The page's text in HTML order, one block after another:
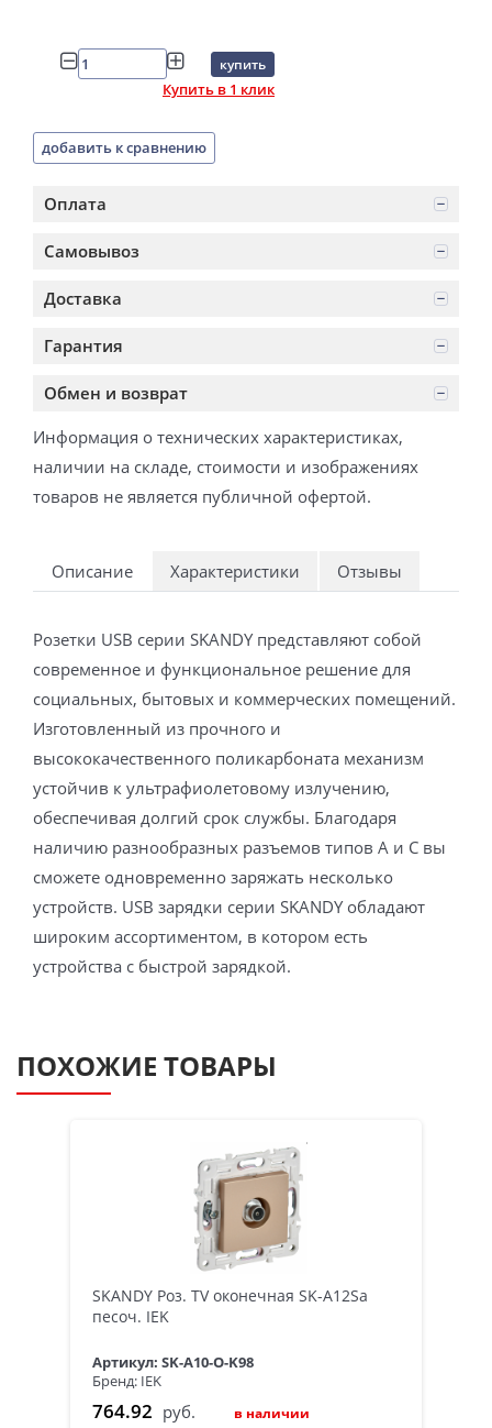
купить
Купить в 1 клик
добавить к сравнению
Оплата
Самовывоз
Доставка
Гарантия
Обмен и возврат
Информация о технических характеристиках,
наличии на складе, стоимости и изображениях
товаров не является публичной офертой.
Описание Характеристики Отзывы
Розетки USB серии SKANDY представляют собой
современное и функциональное решение для
социальных, бытовых и коммерческих помещений.
Изготовленный из прочного и
высококачественного поликарбоната механизм
устойчив к ультрафиолетовому излучению,
обеспечивая долгий срок службы. Благодаря
наличию разнообразных разъемов типов А и С вы
сможете одновременно заряжать несколько
устройств. USB зарядки серии SKANDY обладают
широким ассортиментом, в котором есть
устройства с быстрой зарядкой.
ПОХОЖИЕ ТОВАРЫ
SKANDY Роз. TV оконечная SK-A12Sa
песоч. IEK
Артикул: SK-A10-O-K98
Бренд: IEK
764.92 руб. в наличии